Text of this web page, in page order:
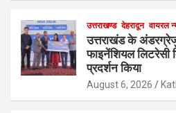
उत्तराखण्ड देहरादून वायरल
उत्तराखंड के
फाइनेंशियल
प्रदर्शन किया
August 6, 2026